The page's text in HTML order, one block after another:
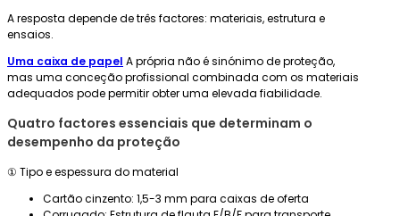
A resposta depende de três factores: materiais, estrutura e
ensaios.
Uma caixa de papel A própria não é sinónimo de proteção,
mas uma conceção profissional combinada com os materiais
adequados pode permitir obter uma elevada fiabilidade.
Quatro factores essenciais que determinam o
desempenho da proteção
① Tipo e espessura do material
Cartão cinzento: 1,5-3 mm para caixas de oferta